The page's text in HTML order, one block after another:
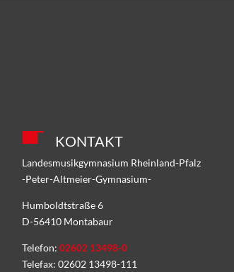
KONTAKT
Landesmusikgymnasium Rheinland-Pfalz
-Peter-Altmeier-Gymnasium-
Humboldtstraße 6
D-56410 Montabaur
Telefon: 02602 13498-0
Telefax: 02602 13498-111